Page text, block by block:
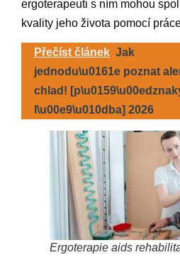
ergoterapeuti s ním mohou
kvality jeho života pomocí
Přečíst článek Jak
jednodu\u0161e poznat
chlad!
l\u00e9\u010dba] 2026
Ergoterapie aids